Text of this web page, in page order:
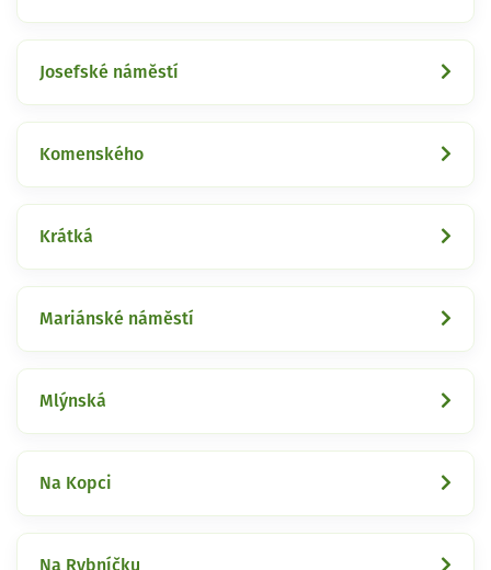
Josefské náměstí
Komenského
Krátká
Mariánské náměstí
Mlýnská
Na Kopci
Na Rybníčku